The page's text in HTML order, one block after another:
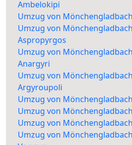
Ambelokipi
Umzug von
Umzug von
Aspropyrgos
Umzug von
Anargyri
Umzug von
Argyroupoli
Umzug von
Umzug von
Umzug von
Umzug von